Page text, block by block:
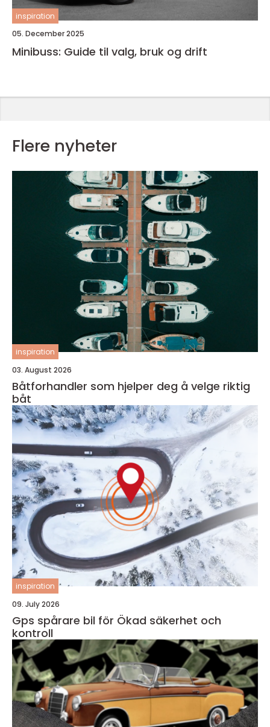
inspiration
05. December 2025
Minibuss: Guide til valg, bruk og drift
Flere nyheter
inspiration
03. August 2026
Båtforhandler som hjelper deg å velge riktig
båt
inspiration
09. July 2026
Gps spårare bil för Ökad säkerhet och
kontroll